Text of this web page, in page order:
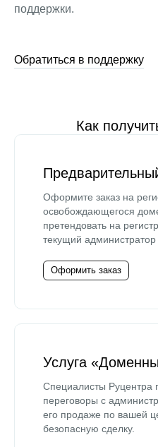
поддержки.
Обратиться в поддержку
Как
Оформите заказ на
освобождающегося
претендовать на
текущий администратор
Оформить заказ
Услуга
Специалисты Руцентра
переговоры с
его продаже по вашей
безопасную сделку.